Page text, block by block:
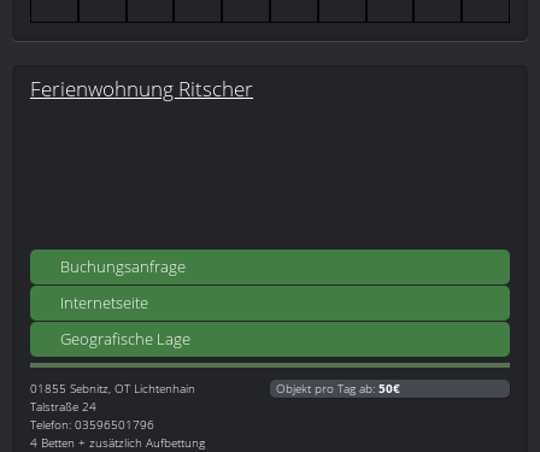
Ferienwohnung Ritscher
Buchungsanfrage
Internetseite
Geografische Lage
01855 Sebnitz, OT Lichtenhain
Talstraße 24
Telefon: 03596501796
4 Betten + zusätzlich Aufbettung
Objekt pro Tag ab: 50€